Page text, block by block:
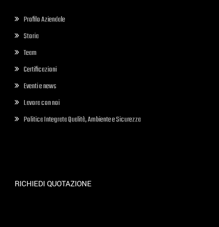
Profilo Aziendale
Storia
Team
Certificazioni
Eventi e news
Lavora con noi
Politica Integrata Qualità, Ambiente e Sicurezza
RICHIEDI QUOTAZIONE